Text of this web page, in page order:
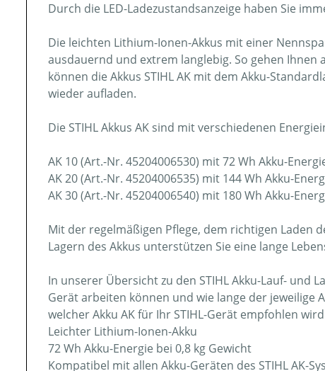
Durch die LED-Ladezustandsanzeige haben Sie
Die leichten Lithium-Ionen-Akkus mit einer
ausdauernd und extrem langlebig. So gehen
können die Akkus STIHL AK mit dem Akku-
wieder aufladen.
Die STIHL Akkus AK sind mit verschiedenen
AK 10 (Art.-Nr. 45204006530) mit 72 Wh Akku-
AK 20 (Art.-Nr. 45204006535) mit 144 Wh Akku-
AK 30 (Art.-Nr. 45204006540) mit 180 Wh Akku-
Mit der regelmäßigen Pflege, dem richtigen Laden
Lagern des Akkus unterstützen Sie eine lange
In unserer Übersicht zu den STIHL Akku-Lauf- und
Gerät arbeiten können und wie lange der jeweilige
welcher Akku AK für Ihr STIHL-Gerät empfohlen
Leichter Lithium-Ionen-Akku
72 Wh Akku-Energie bei 0,8 kg Gewicht
Kompatibel mit allen Akku-Geräten des STIHL AK-